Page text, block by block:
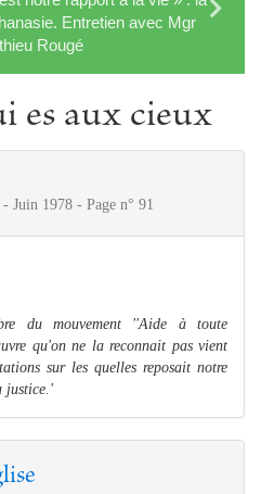
Entretien avec Mgr
Rougé
es aux cieux
Juin 1978 - Page n° 91
du mouvement ''Aide à toute
qu'on ne la reconnait pas vient
sur les quelles reposait notre
justice.'